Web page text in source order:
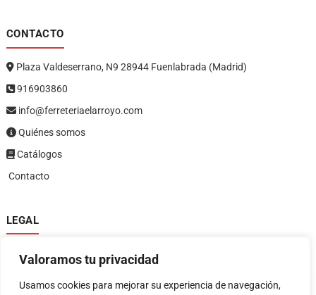
Valoramos tu privacidad
Usamos cookies para mejorar su experiencia de navegación,
CONTACTO
Plaza Valdeserrano, N9 28944 Fuenlabrada (Madrid)
916903860
info@ferreteriaelarroyo.com
Quiénes somos
Catálogos
Contacto
LEGAL
Política de privacidad
Política de devoluciones y reembolsos
Términos y condiciones